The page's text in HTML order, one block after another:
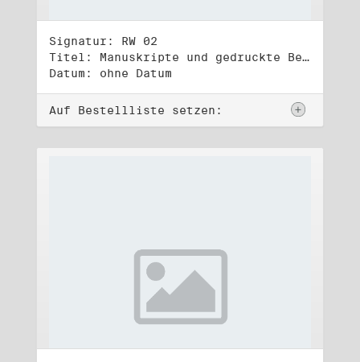
Signatur: RW 02
Titel: Manuskripte und gedruckte Belege (2)
Datum: ohne Datum
Auf Bestellliste setzen: